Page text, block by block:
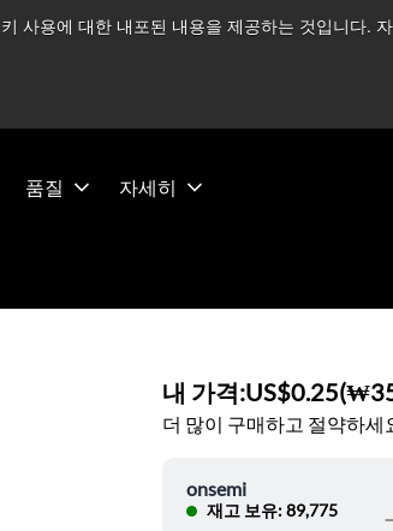
사용에 대한 내포된 내용을 제공하는 것입니다.
정상적으로 운영되고 있습니다. 더 읽어보
품질 자세히
내 가격:US$0.25(
더 많이 구매하고 절약하세
onsemi
재고 보유: 89,775